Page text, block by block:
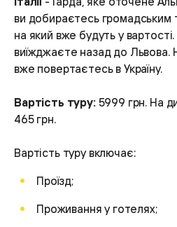
ви добираєтесь громадським
на який вже будуть у
виїжджаєте назад до Львова.
вже повертаєтесь в Україну.
Вартість туру: 5999 грн. На
465 грн.
Вартість туру включає:
Проїзд;
Проживання у готелях;